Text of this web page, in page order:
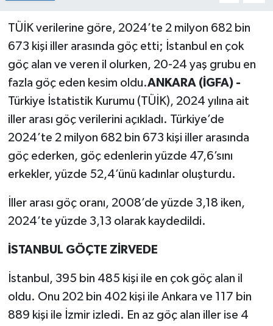
TÜİK verilerine göre, 2024’te 2 milyon 682 bin
673 kişi iller arasında göç etti; İstanbul en çok
göç alan ve veren il olurken, 20-24 yaş grubu en
fazla göç eden kesim oldu.ANKARA (İGFA) -
Türkiye İstatistik Kurumu (TÜİK), 2024 yılına ait
iller arası göç verilerini açıkladı. Türkiye’de
2024’te 2 milyon 682 bin 673 kişi iller arasında
göç ederken, göç edenlerin yüzde 47,6’sını
erkekler, yüzde 52,4’ünü kadınlar oluşturdu.
İller arası göç oranı, 2008’de yüzde 3,18 iken,
2024’te yüzde 3,13 olarak kaydedildi.
İSTANBUL GÖÇTE ZİRVEDE
İstanbul, 395 bin 485 kişi ile en çok göç alan il
oldu. Onu 202 bin 402 kişi ile Ankara ve 117 bin
889 kişi ile İzmir izledi. En az göç alan iller ise 4